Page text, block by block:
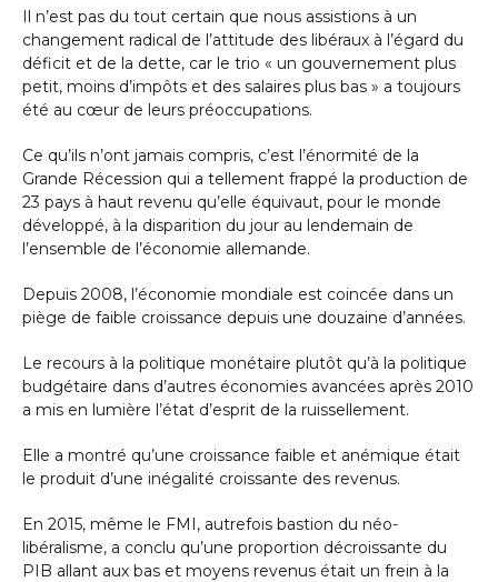
Il n’est pas du tout certain que nous assistions à un
changement radical de l’attitude des libéraux à l’égard du
déficit et de la dette, car le trio « un gouvernement plus
petit, moins d’impôts et des salaires plus bas » a toujours
été au cœur de leurs préoccupations.
Ce qu’ils n’ont jamais compris, c’est l’énormité de la
Grande Récession qui a tellement frappé la production de
23 pays à haut revenu qu’elle équivaut, pour le monde
développé, à la disparition du jour au lendemain de
l’ensemble de l’économie allemande.
Depuis 2008, l’économie mondiale est coincée dans un
piège de faible croissance depuis une douzaine d’années.
Le recours à la politique monétaire plutôt qu’à la politique
budgétaire dans d’autres économies avancées après 2010
a mis en lumière l’état d’esprit de la ruissellement.
Elle a montré qu’une croissance faible et anémique était
le produit d’une inégalité croissante des revenus.
En 2015, même le FMI, autrefois bastion du néo-
libéralisme, a conclu qu’une proportion décroissante du
PIB allant aux bas et moyens revenus était un frein à la